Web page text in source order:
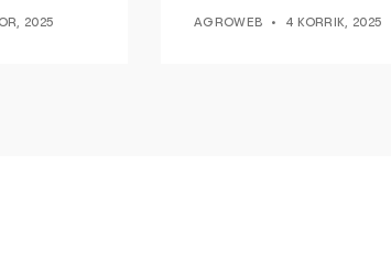
2025 AGROWEB 4 KORRIK, 2025